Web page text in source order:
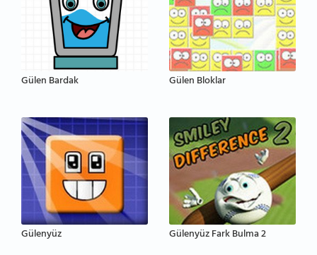
Gülen Bardak Gülen Bloklar
Gülenyüz Gülenyüz Fark Bulma 2